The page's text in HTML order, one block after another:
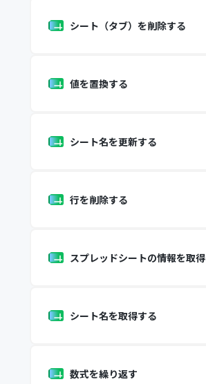
シート（タブ）を削除する
値を置換する
シート名を更新する
行を削除する
スプレッドシートの情報を取得
シート名を取得する
数式を繰り返す